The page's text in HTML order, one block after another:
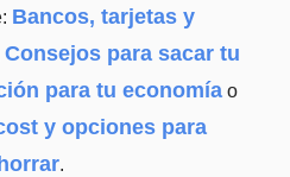
Bancos, tarjetas y
Consejos para sacar tu
para tu economíao
y opciones para
.